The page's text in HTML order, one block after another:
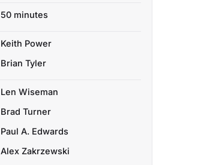
50 minutes
Keith Power
Brian Tyler
Len Wiseman
Brad Turner
Paul A. Edwards
Alex Zakrzewski